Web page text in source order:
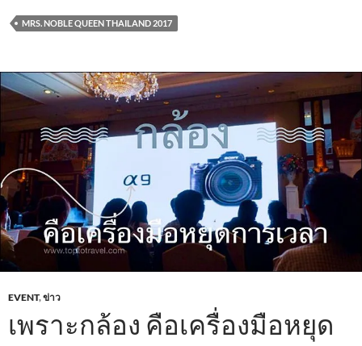
e
b
o
o
k
itt
er
ail at
s
A
p
p
e
MRS. NOBLE QUEEN THAILAND 2017
EVENT,ข่าว
เพราะกล้อง คือเครื่องมือหยุด